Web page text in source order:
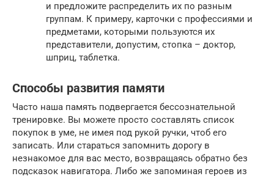
и предложите распределить их по разным
группам. К примеру, карточки с профессиями и
предметами, которыми пользуются их
представители, допустим, стопка – доктор,
шприц, таблетка.
Способы развития памяти
Часто наша память подвергается бессознательной
тренировке. Вы можете просто составлять список
покупок в уме, не имея под рукой ручки, чтоб его
записать. Или стараться запомнить дорогу в
незнакомое для вас место, возвращаясь обратно без
подсказок навигатора. Либо же запоминая героев из